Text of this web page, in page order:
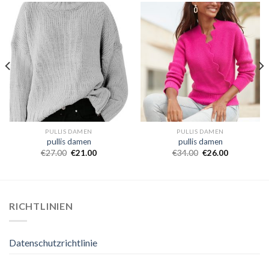
PULLIS DAMEN
pullis damen
€27.00 €21.00
PULLIS DAMEN
pullis damen
€34.00 €26.00
RICHTLINIEN
Datenschutzrichtlinie